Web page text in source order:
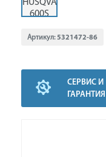
Артикул:5321472-86
СЕРВИС И
ГАРАНТИЯ